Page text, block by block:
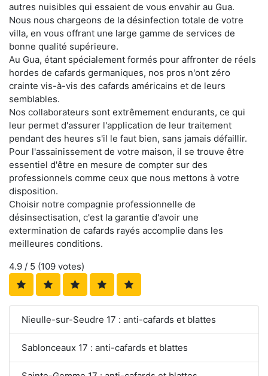
autres nuisibles qui essaient de vous envahir au Gua.
Nous nous chargeons de la désinfection totale de votre
villa, en vous offrant une large gamme de services de
bonne qualité supérieure.
Au Gua, étant spécialement formés pour affronter de réels
hordes de cafards germaniques, nos pros n'ont zéro
crainte vis-à-vis des cafards américains et de leurs
semblables.
Nos collaborateurs sont extrêmement endurants, ce qui
leur permet d'assurer l'application de leur traitement
pendant des heures s'il le faut bien, sans jamais défaillir.
Pour l'assainissement de votre maison, il se trouve être
essentiel d'être en mesure de compter sur des
professionnels comme ceux que nous mettons à votre
disposition.
Choisir notre compagnie professionnelle de
désinsectisation, c'est la garantie d'avoir une
extermination de cafards rayés accomplie dans les
meilleures conditions.
4.9 / 5 (109 votes)
Nieulle-sur-Seudre 17 : anti-cafards et blattes
Sablonceaux 17 : anti-cafards et blattes